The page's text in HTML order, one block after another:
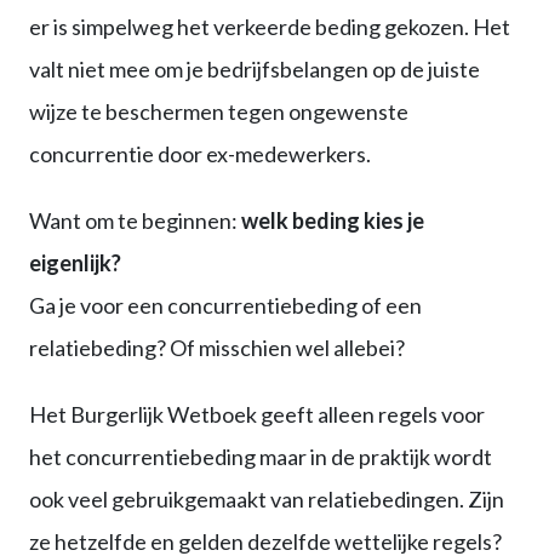
er is simpelweg het verkeerde beding gekozen. Het
valt niet mee om je bedrijfsbelangen op de juiste
wijze te beschermen tegen ongewenste
concurrentie door ex-medewerkers.
Want om te beginnen:welk beding kies je
eigenlijk?
Ga je voor een concurrentiebeding of een
relatiebeding? Of misschien wel allebei?
Het Burgerlijk Wetboek geeft alleen regels voor
het concurrentiebeding maar in de praktijk wordt
ook veel gebruikgemaakt van relatiebedingen. Zijn
ze hetzelfde en gelden dezelfde wettelijke regels?